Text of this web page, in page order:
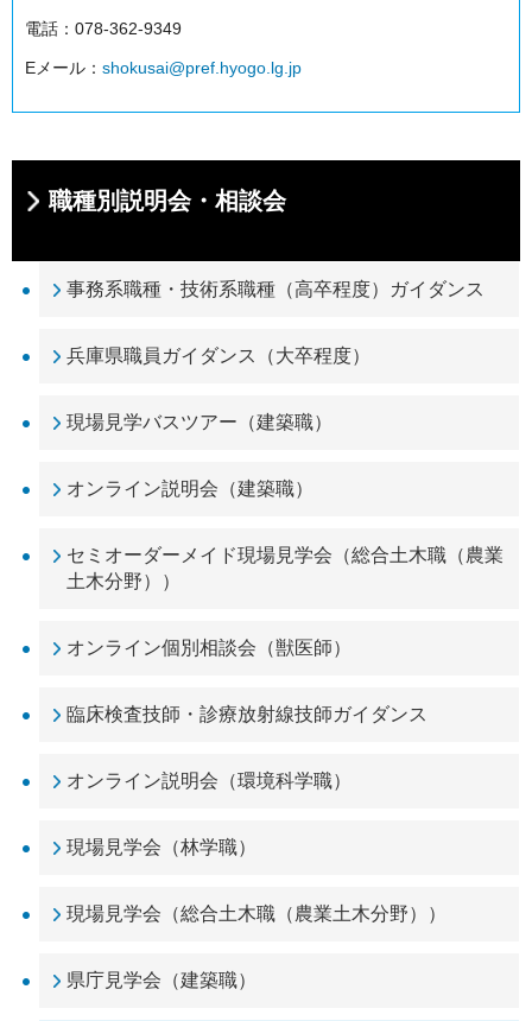
電話：078-362-9349
Eメール： shokusai@pref.hyogo.lg.jp
職種別説明会・相談会
事務系職種・技術系職種（高卒程度）ガイダンス
兵庫県職員ガイダンス（大卒程度）
現場見学バスツアー（建築職）
オンライン説明会（建築職）
セミオーダーメイド現場見学会（総合土木職（農業
土木分野））
オンライン個別相談会（獣医師）
臨床検査技師・診療放射線技師ガイダンス
オンライン説明会（環境科学職）
現場見学会（林学職）
現場見学会（総合土木職（農業土木分野））
県庁見学会（建築職）